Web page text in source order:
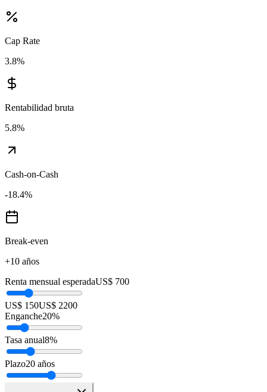
Cap Rate
3.8%
Rentabilidad bruta
5.8%
Cash-on-Cash
-18.4%
Break-even
+10 años
Renta mensual esperadaUS$ 700
US$ 150US$ 2200
Enganche20%
Tasa anual8%
Plazo20 años